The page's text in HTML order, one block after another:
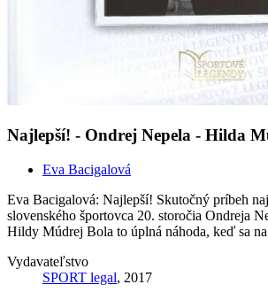
Najlepší! - Ondrej Nepela - Hilda
Eva Bacigalová
Eva Bacigalová: Najlepší! Skutočný príbeh
slovenského športovca 20. storočia Ondreja
Hildy Múdrej Bola to úplná náhoda, keď sa
Vydavateľstvo
SPORT legal, 2017